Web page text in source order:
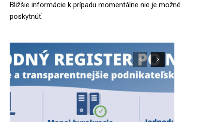
Bližšie informácie k prípadu momentálne nie je možné
poskytnúť.